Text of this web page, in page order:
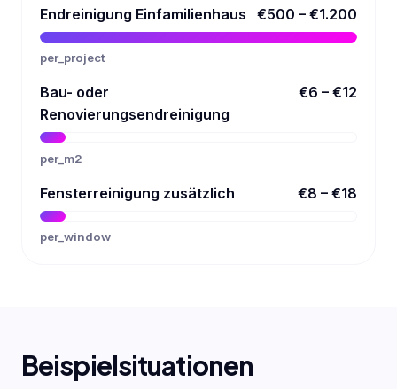
Endreinigung Einfamilienhaus €500 – €1.200
per_project
Bau- oder
Renovierungsendreinigung
€6 – €12
per_m2
Fensterreinigung zusätzlich €8 – €18
per_window
Beispielsituationen